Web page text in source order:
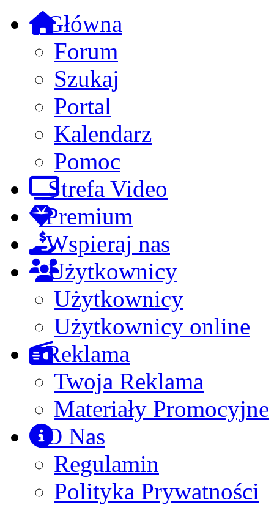
Główna
Forum
Szukaj
Portal
Kalendarz
Pomoc
Strefa Video
Premium
Wspieraj nas
Użytkownicy
Użytkownicy
Użytkownicy online
Reklama
Twoja Reklama
Materiały Promocyjne
O Nas
Regulamin
Polityka Prywatności